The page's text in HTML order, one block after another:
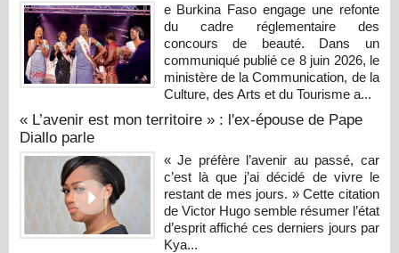
e Burkina Faso engage une refonte
du cadre réglementaire des
concours de beauté. Dans un
communiqué publié ce 8 juin 2026, le
ministère de la Communication, de la
Culture, des Arts et du Tourisme a...
« L’avenir est mon territoire » : l'ex-épouse de Pape
Diallo parle
« Je préfère l’avenir au passé, car
c’est là que j’ai décidé de vivre le
restant de mes jours. » Cette citation
de Victor Hugo semble résumer l’état
d’esprit affiché ces derniers jours par
Kya...